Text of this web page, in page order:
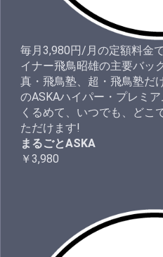
毎月3,980円/月の定額料金
イナー飛鳥昭雄の主要バッ
真・飛鳥塾、超・飛鳥塾だ
のASKAハイパー・プレミ
くるめて、いつでも、どこ
ただけます!
まるごとASKA
￥3,980